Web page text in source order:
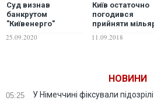
Суд визнав
банкрутом
"Київенерго"
Ахметова
25.09.2020
Київ остаточно
погодився
прийняти
борги Київенерго
перед
11.09.2018
НОВИНИ
05:25
У Німеччині фіксували